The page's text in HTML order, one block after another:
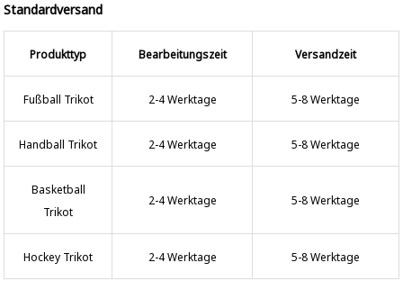
Standardversand
Produkttyp Bearbeitungszeit Versandzeit
Fußball Trikot 2-4 Werktage 5-8 Werktage
Handball Trikot 2-4 Werktage 5-8 Werktage
Basketball
Trikot
2-4 Werktage 5-8 Werktage
Hockey Trikot 2-4 Werktage 5-8 Werktage